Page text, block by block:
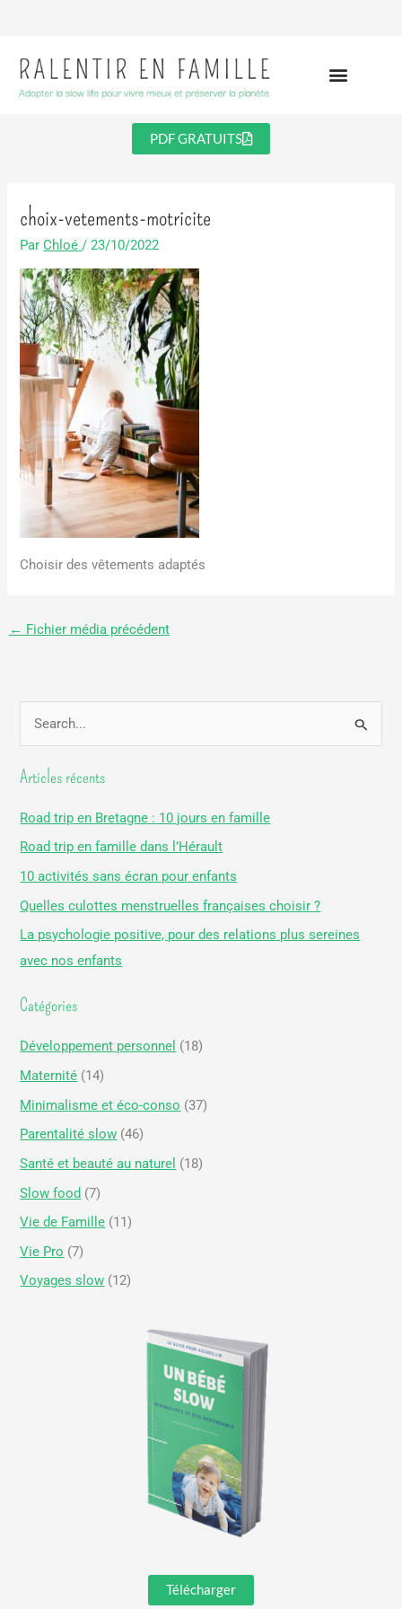
PDF GRATUITS
choix-vetements-motricite
ParChloé/23/10/2022
Choisir des vêtements adaptés
← Fichier média précédent
c
r
c
h
e
r
:
Articles récents
Road trip en Bretagne : 10 jours en famille
Road trip en famille dans l’Hérault
10 activités sans écran pour enfants
Quelles culottes menstruelles françaises choisir ?
La psychologie positive, pour des relations plus sereines
avec nos enfants
Catégories
Développement personnel (18)
Maternité (14)
Minimalisme et éco-conso (37)
Parentalité slow (46)
Santé et beauté au naturel (18)
Slow food (7)
Vie de Famille (11)
Vie Pro (7)
Voyages slow (12)
Télécharger